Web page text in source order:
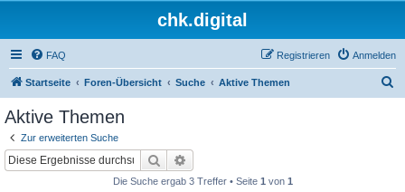
chk.digital
FAQ Anmelden
Registrieren
Startseite Foren-Übersicht Suche Aktive Themen
Aktive Themen
Zur erweiterten Suche
Suche
Die Suche ergab 3 Treffer • Seite 1 von 1